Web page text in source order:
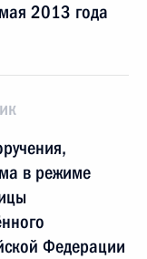
2013 года
в режиме
Федерации